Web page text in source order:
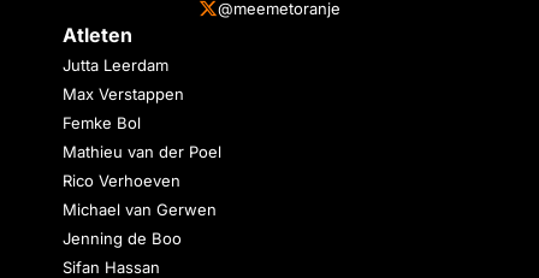
@meemetoranje
Atleten
Jutta Leerdam
Max Verstappen
Femke Bol
Mathieu van der Poel
Rico Verhoeven
Michael van Gerwen
Jenning de Boo
Sifan Hassan